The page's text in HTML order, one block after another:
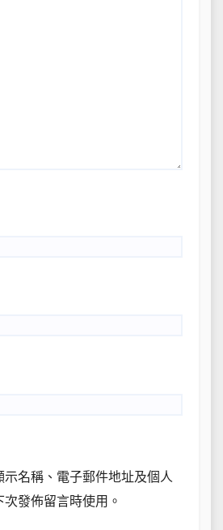
示名稱、電子郵件地址及個人
發佈留言時使用。